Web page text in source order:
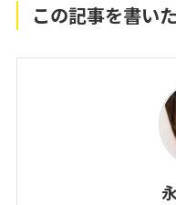
この記事を書い